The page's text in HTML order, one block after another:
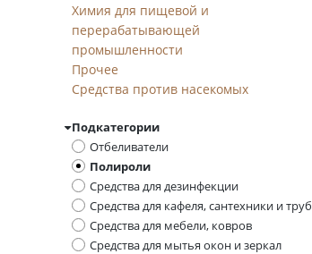
Химия для пищевой и
перерабатывающей
промышленности
Прочее
Средства против насекомых
Подкатегории
Отбеливатели
Полироли
Средства для дезинфекции
Средства для кафеля, сантехники и труб
Средства для мебели, ковров
Средства для мытья окон и зеркал